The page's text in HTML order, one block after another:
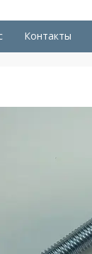
Контакты